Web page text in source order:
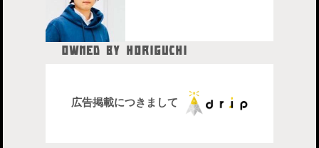
OWNED BY HORIGUCHI
株式会社drip代表取締役社長
広告掲載につきまして